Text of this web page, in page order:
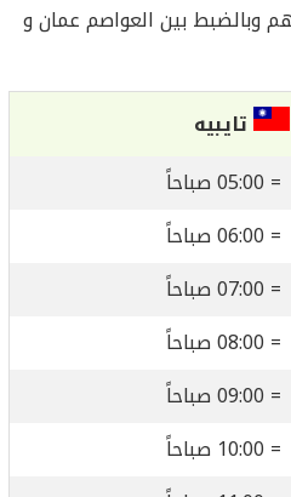
وبالضبط بين العواصم عمان و
تايبيه
= 05:00 صباحاً
= 06:00 صباحاً
= 07:00 صباحاً
= 08:00 صباحاً
= 09:00 صباحاً
= 10:00 صباحاً